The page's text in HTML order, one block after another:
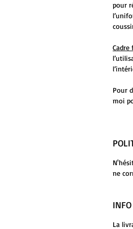
pour
Pour
moi
ne
La